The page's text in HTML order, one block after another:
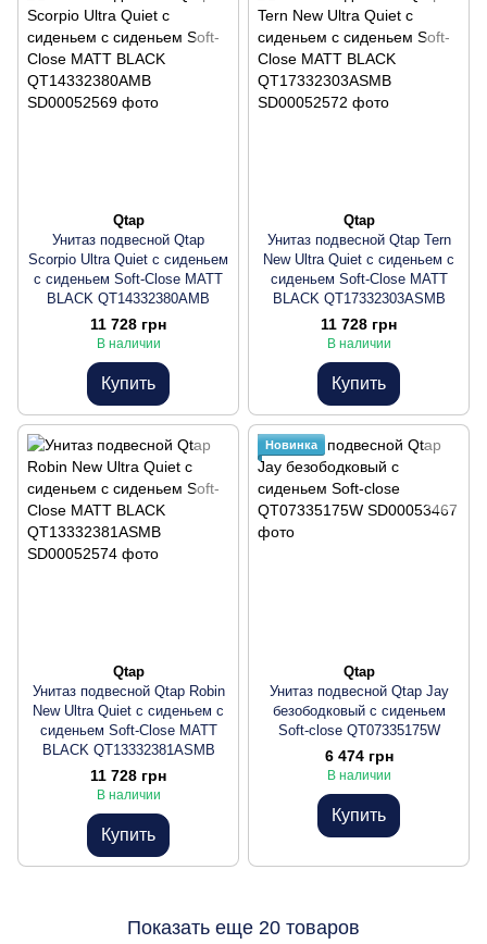
Qtap
Унитаз подвесной Qtap
Scorpio Ultra Quiet с сиденьем
с сиденьем Soft-Close MATT
BLACK QT14332380AMB
11 728 грн
В наличии
Купить
Qtap
Унитаз подвесной Qtap Tern
New Ultra Quiet с сиденьем с
сиденьем Soft-Close MATT
BLACK QT17332303ASMB
11 728 грн
В наличии
Купить
Qtap
Унитаз подвесной Qtap Robin
New Ultra Quiet с сиденьем с
сиденьем Soft-Close MATT
BLACK QT13332381АSMB
11 728 грн
В наличии
Купить
Новинка
Qtap
Унитаз подвесной Qtap Jay
безободковый с сиденьем
Soft-close QT07335175W
6 474 грн
В наличии
Купить
Показать еще 20 товаров